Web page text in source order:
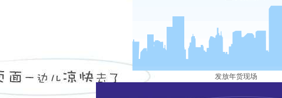
发放年货现场